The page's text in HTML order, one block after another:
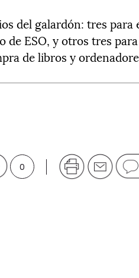
del galardón: tres
de ESO, y otros tres
de libros y
0